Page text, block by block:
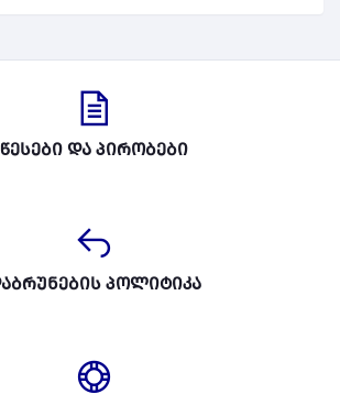
წესები და პირობები
პოლიტიკა